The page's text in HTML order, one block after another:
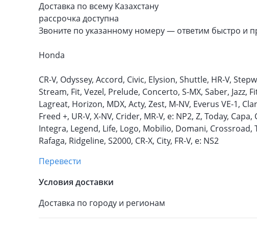
Доставка по всему Казахстану
рассрочка доступна
Звоните по указанному номеру — ответим быстро и
Honda
CR-V, Odyssey, Accord, Civic, Elysion, Shuttle, HR-V,
Stream, Fit, Vezel, Prelude, Concerto, S-MX, Saber, Jazz,
Lagreat, Horizon, MDX, Acty, Zest, M-NV, Everus VE-1,
Freed +, UR-V, X-NV, Crider, MR-V, e: NP2, Z, Today,
Integra, Legend, Life, Logo, Mobilio, Domani, Crossroad,
Rafaga, Ridgeline, S2000, CR-X, City, FR-V, e: NS2
Перевести
Условия доставки
Доставка по городу и регионам